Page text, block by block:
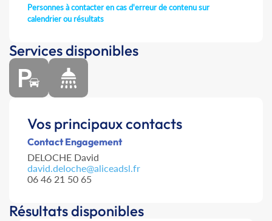
Personnes à contacter en cas d'erreur de contenu sur
calendrier ou résultats
Services disponibles
Vos principaux contacts
Contact Engagement
DELOCHE David
david.deloche@aliceadsl.fr
06 46 21 50 65
Résultats disponibles